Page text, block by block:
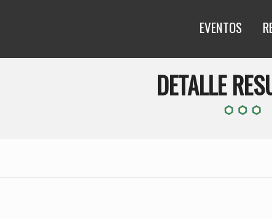
EVENTOS
DETALLE